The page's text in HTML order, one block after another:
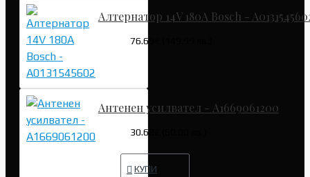
Алтернатор 14V 180A Bosch -
76.69€ (149.99 лв.)
Антенен усилвател - A1669061200
30.68€ (60.00 лв.)
КУПИ